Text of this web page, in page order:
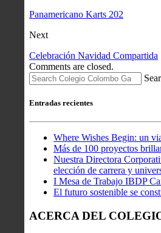
Panamericano Karts 202
Next
Celebración Navidad Compartida
Comments are closed.
Entradas recientes
Where Wishes Begin: un
Más de 100 proyectos
Nuestra Directora
elección de carrera y
I Mesa de Trabajo IBDP
El futuro sostenible se
ACERCA DEL